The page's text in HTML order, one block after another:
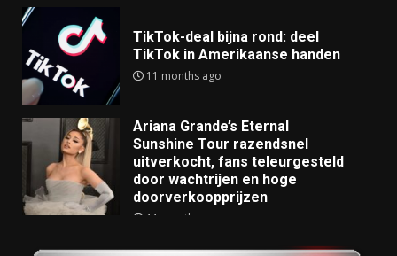
TikTok-deal bijna rond: deel
TikTok in Amerikaanse handen
11 months ago
Ariana Grande’s Eternal
Sunshine Tour razendsnel
uitverkocht, fans teleurgesteld
door wachtrijen en hoge
doorverkoopprijzen
11 months ago